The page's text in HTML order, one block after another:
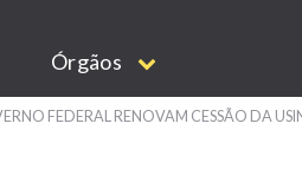
Órgãos
FEDERAL RENOVAM CESSÃO DA